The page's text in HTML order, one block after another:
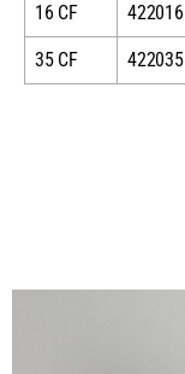
16 CF 422016
35 CF 422035